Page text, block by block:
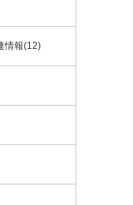
情報(12)